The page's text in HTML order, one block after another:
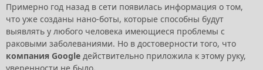
Примерно год назад в сети появилась информация о том,
что уже созданы нано-боты, которые способны будут
выявлять у любого человека имеющиеся проблемы с
раковыми заболеваниями. Но в достоверности того, что
компания Google действительно приложила к этому руку,